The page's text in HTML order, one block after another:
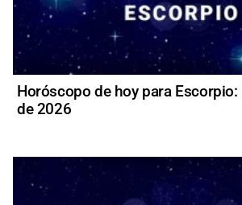
Horóscopo de hoy para
de 2026